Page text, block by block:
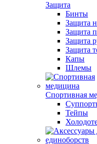
Защита
Бинты
Защита
Защита
Защита
Защита
Капы
Шлемы
Спортивная
Тейпы